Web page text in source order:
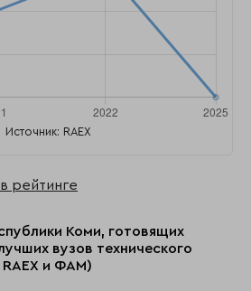
Источник: RAEX
рейтинге
Коми, готовящих
вузов технического
и ФАМ)